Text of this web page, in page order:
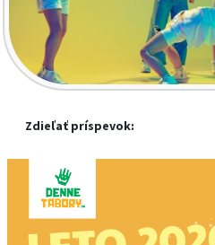
Zdieľať príspevok: